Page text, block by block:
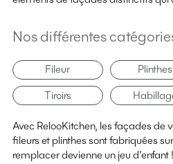
Nos différentes
Fileur Plinthes
Tiroirs
Avec RelooKitchen, les façades de
fileurs et plinthes sont fabriquées
remplacer devienne un jeu d’enfant !